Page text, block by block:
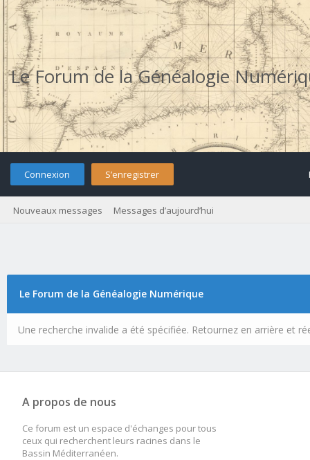
Le Forum de la Généalogie
Connexion S’enregistrer
Nouveaux messages Messages d’aujourd’hui
Le Forum de la Généalogie Numérique
Une recherche invalide a été spécifiée. Retournez en arrière et
A propos de nous
Ce forum est un espace d'échanges pour tous
ceux qui recherchent leurs racines dans le
Bassin Méditerranéen.